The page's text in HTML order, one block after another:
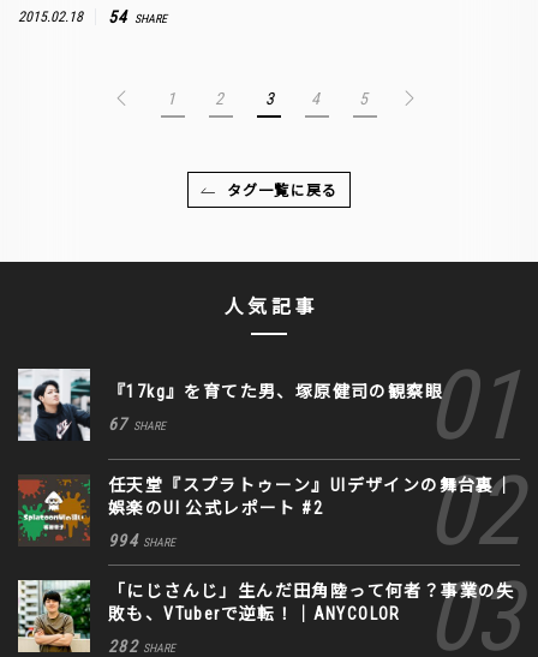
2015.02.18 54 SHARE
1 2 3 4 5
タグ一覧に戻る
人気記事
『17kg』を育てた男、塚原健司の観察眼
67 SHARE
任天堂『スプラトゥーン』UIデザインの舞台裏｜
娯楽のUI 公式レポート #2
994 SHARE
「にじさんじ」生んだ田角陸って何者？事業の失
敗も、VTuberで逆転！｜ANYCOLOR
282 SHARE